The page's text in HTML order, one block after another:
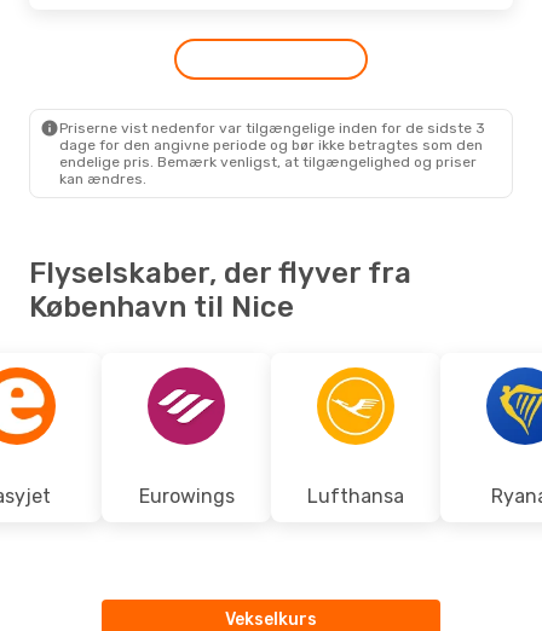
- Ons. 9. Sep.
Scandinavian Airlines
Priserne vist nedenfor var tilgængelige inden for de sidste 3
dage for den angivne periode og bør ikke betragtes som den
endelige pris. Bemærk venligst, at tilgængelighed og priser
kan ændres.
Flyselskaber, der flyver fra
København til Nice
Eurowings Lufthansa
Vekselkurs